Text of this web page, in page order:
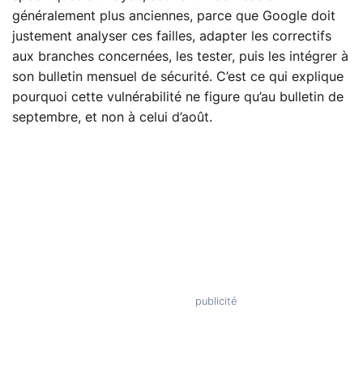
généralement plus anciennes, parce que Google doit
justement analyser ces failles, adapter les correctifs
aux branches concernées, les tester, puis les intégrer à
son bulletin mensuel de sécurité. C’est ce qui explique
pourquoi cette vulnérabilité ne figure qu’au bulletin de
septembre, et non à celui d’août.